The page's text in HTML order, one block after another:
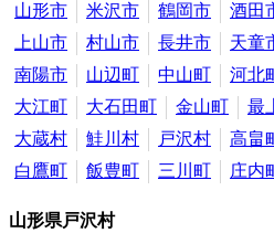
山形市 米沢市 鶴岡市 酒田
上山市
村山市 長井市 天童
南陽市
山辺町 中山町 河北
大江町
大石田町 金山町 最
大蔵村
鮭川村 戸沢村 高畠
白鷹町
飯豊町 三川町 庄内
山形県戸沢村